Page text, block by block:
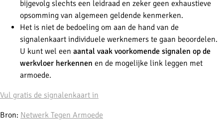
bijgevolg slechts een leidraad en zeker geen exhaustieve
opsomming van algemeen geldende kenmerken.
Het is niet de bedoeling om aan de hand van de
signalenkaart individuele werknemers te gaan beoordelen.
U kunt wel een aantal vaak voorkomende signalen op de
werkvloer herkennen en de mogelijke link leggen met
armoede.
Vul gratis de signalenkaart in
Bron: Netwerk Tegen Armoede